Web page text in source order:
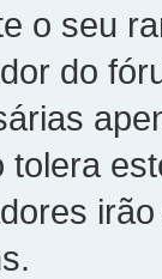
o seu
do
tolera